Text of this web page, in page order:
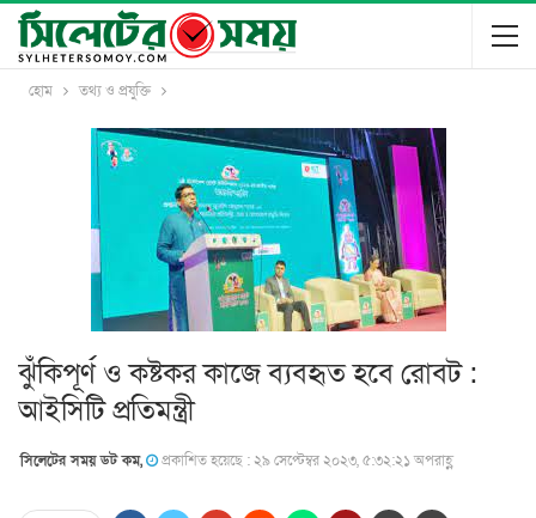
হোম তথ্য ও প্রযুক্তি
ঝুঁকিপূর্ণ ও কষ্টকর কাজে ব্যবহৃত হবে রোবট :
আইসিটি প্রতিমন্ত্রী
সিলেটের সময় ডট কম, প্রকাশিত হয়েছে : ২৯ সেপ্টেম্বর ২০২৩, ৫:৩২:২১ অপরাহ্ণ